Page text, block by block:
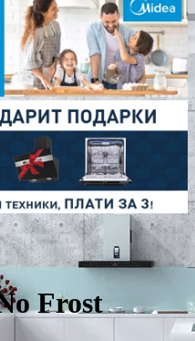
Frost